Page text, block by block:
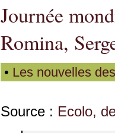
Journée
Romina,
• Les nouvelles
Source : Ecolo,